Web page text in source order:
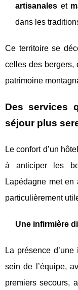
artisanales et
dans les
Ce territoire se
celles des bergers,
patrimoine
Des services
séjour plus
Le confort d’un
à anticiper les
Lapédagne met en
particulièrement
Une infirmière
La présence d’une
sein de l’équipe,
premiers secours,